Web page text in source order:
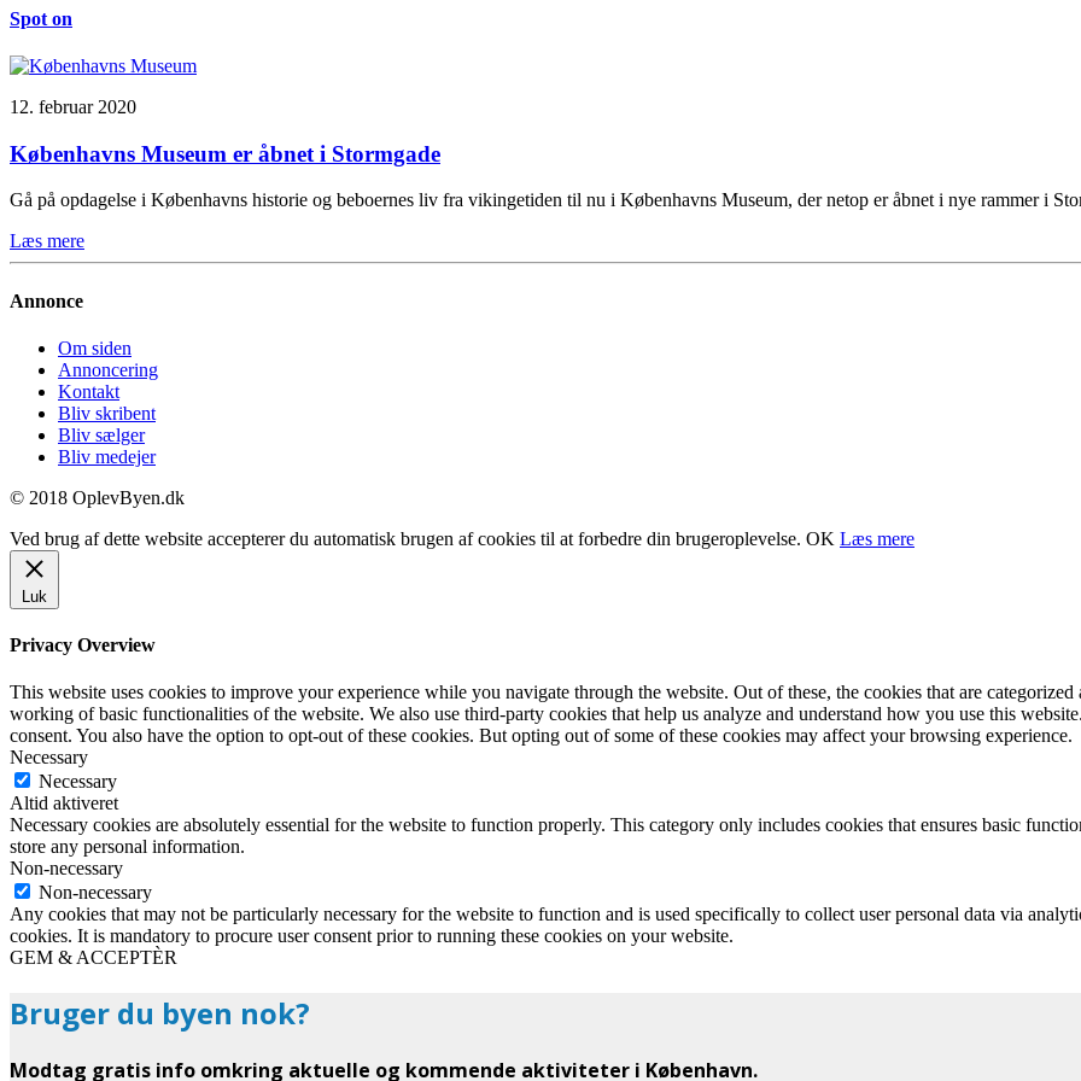
Spot on
12. februar 2020
Københavns Museum er åbnet i Stormgade
Gå på opdagelse i Københavns historie og beboernes liv fra vikingetiden til nu i Københavns Museum, der netop er åbnet i nye rammer i
Læs mere
Annonce
Om siden
Annoncering
Kontakt
Bliv skribent
Bliv sælger
Bliv medejer
© 2018 OplevByen.dk
Ved brug af dette website accepterer du automatisk brugen af cookies til at forbedre din brugeroplevelse. OK Læs mere
Luk
Privacy Overview
This website uses cookies to improve your experience while you navigate through the website. Out of these, the cookies that are categorized
working of basic functionalities of the website. We also use third-party cookies that help us analyze and understand how you use this
consent. You also have the option to opt-out of these cookies. But opting out of some of these cookies may affect your browsing experience.
Necessary
Necessary
Altid aktiveret
Necessary cookies are absolutely essential for the website to function properly. This category only includes cookies that ensures basic
store any personal information.
Non-necessary
Non-necessary
Any cookies that may not be particularly necessary for the website to function and is used specifically to collect user personal data via
cookies. It is mandatory to procure user consent prior to running these cookies on your website.
GEM & ACCEPTÈR
Bruger du byen nok?
Modtag gratis info omkring aktuelle og kommende aktiviteter i København.